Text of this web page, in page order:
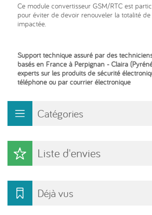
Ce module convertisseur GSM/RTC est
pour éviter de devoir renouveler la totalité
impactée.
Support technique assuré par des
basés en France à Perpignan - Claira
experts sur les produits de sécurité
téléphone ou par courrier électronique
Catégories
Liste d'envies
Déjà vus